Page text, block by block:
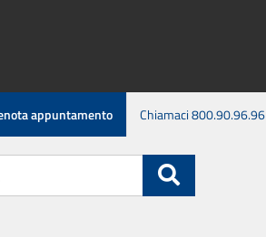
appuntamento Chiamaci 800.90.96.96